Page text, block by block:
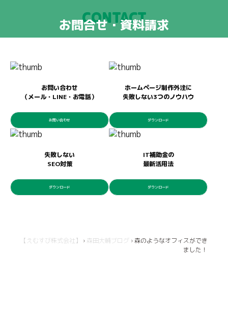
CONTACT
お問合せ・資料請求
お問い合わせ
（メール・LINE・お電話）
お問い合わせ
ホームページ制作外注に
失敗しない3つのノウハウ
ダウンロード
失敗しない
SEO対策
ダウンロード
IT補助金の
最新活用法
ダウンロード
【えむすび株式会社】 › 森田大輔ブログ ›森のようなオフィスができ
ました！